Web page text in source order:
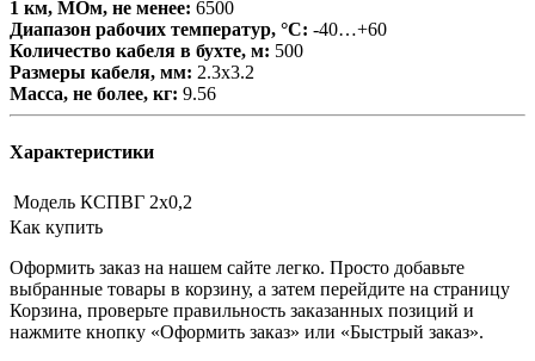
1 км, МОм, не менее: 6500
Диапазон рабочих температур, °С: -40…+60
Количество кабеля в бухте, м: 500
Размеры кабеля, мм: 2.3х3.2
Масса, не более, кг: 9.56
Характеристики
Модель КСПВГ 2х0,2
Как купить
Оформить заказ на нашем сайте легко. Просто добавьте
выбранные товары в корзину, а затем перейдите на страницу
Корзина, проверьте правильность заказанных позиций и
нажмите кнопку «Оформить заказ» или «Быстрый заказ».